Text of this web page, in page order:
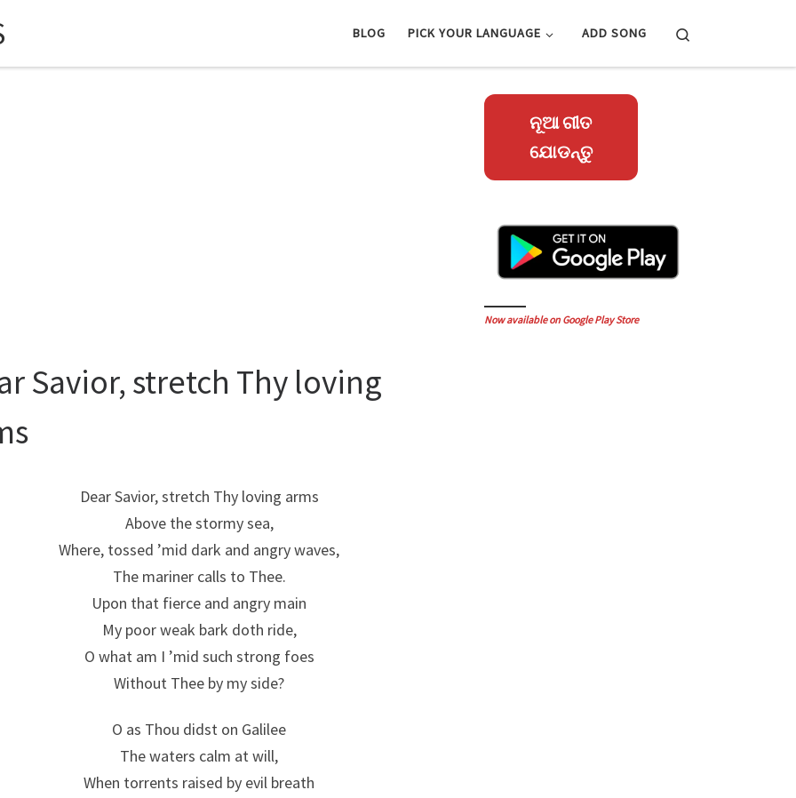
BLOG PICK YOUR LANGUAGE ADD SONG
Savior, stretch Thy loving
Dear Savior, stretch Thy loving arms
Above the stormy sea,
Where, tossed ’mid dark and angry waves,
The mariner calls to Thee.
Upon that fierce and angry main
My poor weak bark doth ride,
O what am I ’mid such strong foes
Without Thee by my side?
O as Thou didst on Galilee
The waters calm at will,
When torrents raised by evil breath
ନୂଆ ଗୀତ
ଯୋଡନ୍ତୁ
Now available on Google Play Store